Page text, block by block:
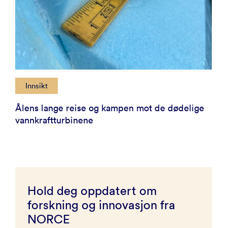
Innsikt
Ålens lange reise og kampen mot de dødelige
vannkraft­turbinene
Hold deg oppdatert om
forskning og innovasjon fra
NORCE